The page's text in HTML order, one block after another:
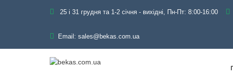
25 і 31 грудня та 1-2 січня - вихідні, Пн-Пт: 8:00-16:00
Email: sales@bekas.com.ua